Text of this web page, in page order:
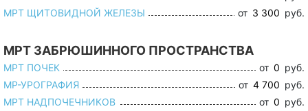
МРТ ЩИТОВИДНОЙ ЖЕЛЕЗЫ
от 3 300 руб.
МРТ ЗАБРЮШИННОГО ПРОСТРАНСТВА
МРТ ПОЧЕК от 0 руб.
МР-УРОГРАФИЯ
от 4 700 руб.
МРТ НАДПОЧЕЧНИКОВ
от 0 руб.